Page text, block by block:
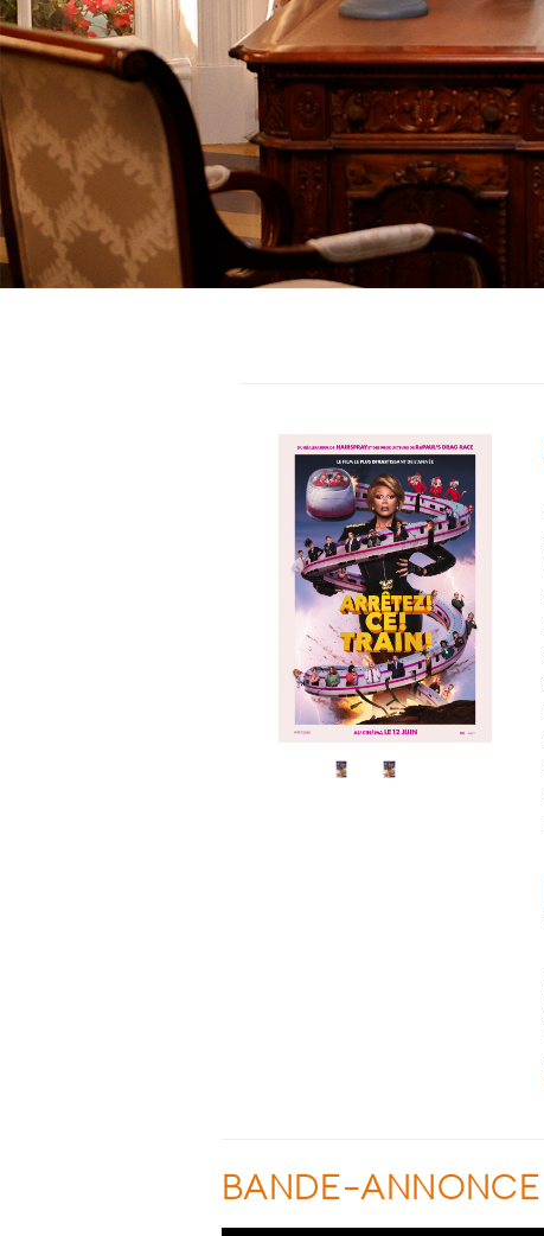
BANDE-ANNONCE